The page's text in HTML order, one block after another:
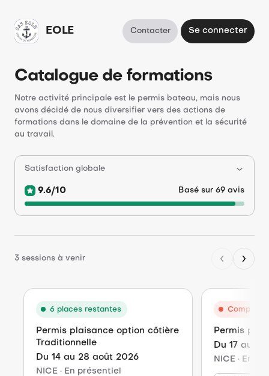
EOLE Contacter Se connecter
Catalogue de formations
Notre activité principale est le permis bateau, mais nous
avons décidé de nous diversifier vers des actions de
formations dans le domaine de la prévention et la sécurité
au travail.
Satisfaction globale
9.6/10 Basé sur 69 avis
3 sessions à venir
6 places restantes
Permis plaisance option côtière
Traditionnelle
Du 14 au 28 août 2026
NICE · En présentiel
Complet
Permis
Du 17 au
NICE · En